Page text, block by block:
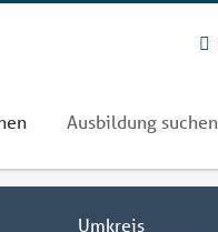
Ausbildung suchen
Umkreis